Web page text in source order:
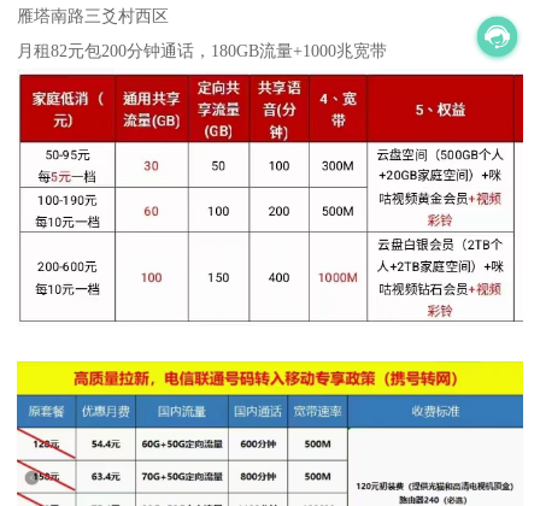
雁塔南路三爻村西区
月租82元包200分钟通话，180GB流量+1000兆宽带